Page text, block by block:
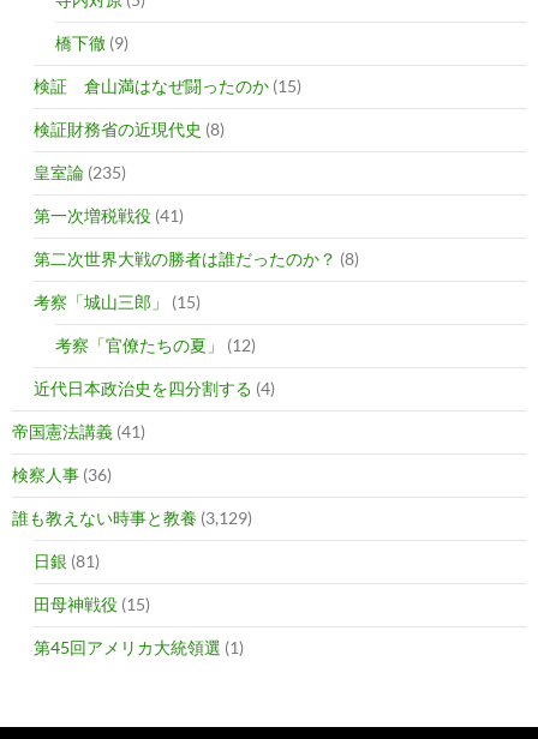
橋下徹 (9)
検証 倉山満はなぜ闘ったのか (15)
検証財務省の近現代史 (8)
皇室論 (235)
第一次増税戦役 (41)
第二次世界大戦の勝者は誰だったのか？ (8)
考察「城山三郎」 (15)
考察「官僚たちの夏」 (12)
近代日本政治史を四分割する (4)
帝国憲法講義 (41)
検察人事 (36)
誰も教えない時事と教養 (3,129)
日銀 (81)
田母神戦役 (15)
第45回アメリカ大統領選 (1)